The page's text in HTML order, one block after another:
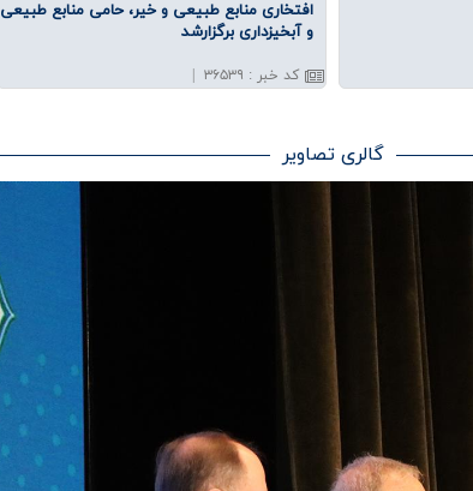
افتخاری منابع طبیعی و خیر، حامی منابع طبیعی
و آبخیزداری برگزارشد
کد خبر : ۳۶۵۳۹
گالری تصاویر